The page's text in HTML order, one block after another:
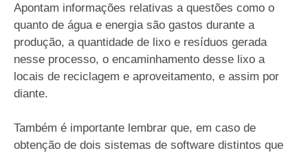
Apontam informações relativas a questões como o
quanto de água e energia são gastos durante a
produção, a quantidade de lixo e resíduos gerada
nesse processo, o encaminhamento desse lixo a
locais de reciclagem e aproveitamento, e assim por
diante.
Também é importante lembrar que, em caso de
obtenção de dois sistemas de software distintos que